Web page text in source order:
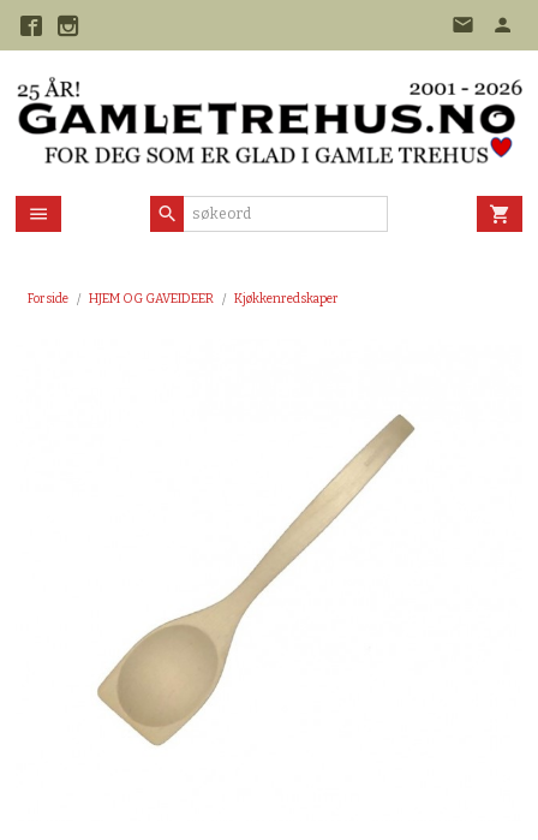
Forside HJEM OG GAVEIDEER Kjøkkenredskaper